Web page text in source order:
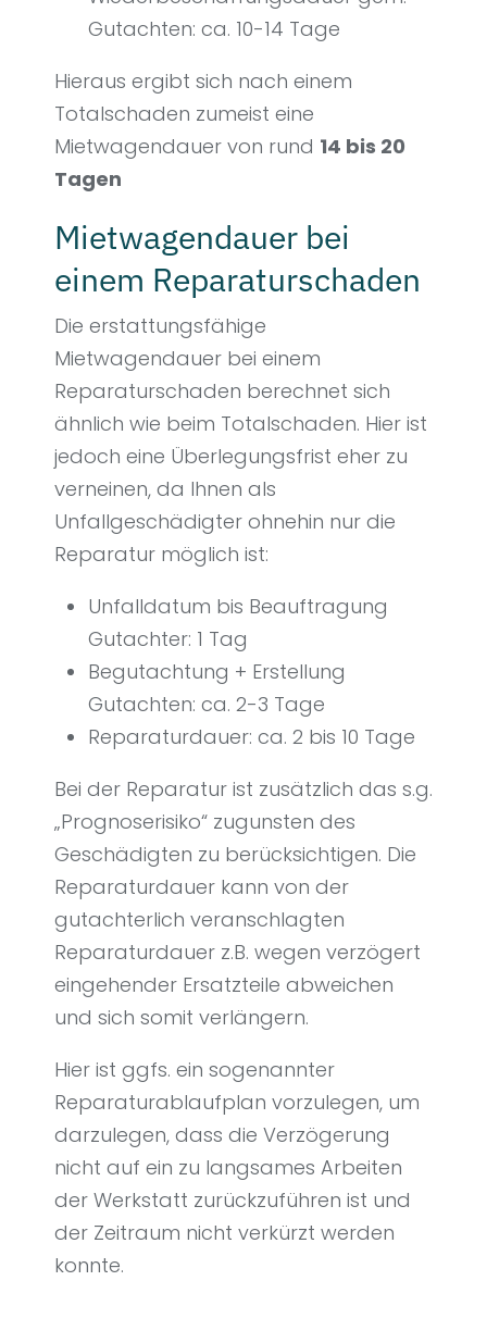
Gutachten: ca. 10-14 Tage
Hieraus ergibt sich nach einem
Totalschaden zumeist eine
Mietwagendauer von rund 14 bis 20
Tagen
Mietwagendauer bei
einem Reparaturschaden
Die erstattungsfähige
Mietwagendauer bei einem
Reparaturschaden berechnet sich
ähnlich wie beim Totalschaden. Hier ist
jedoch eine Überlegungsfrist eher zu
verneinen, da Ihnen als
Unfallgeschädigter ohnehin nur die
Reparatur möglich ist:
Unfalldatum bis Beauftragung
Gutachter: 1 Tag
Begutachtung + Erstellung
Gutachten: ca. 2-3 Tage
Reparaturdauer: ca. 2 bis 10 Tage
Bei der Reparatur ist zusätzlich das s.g.
„Prognoserisiko“ zugunsten des
Geschädigten zu berücksichtigen. Die
Reparaturdauer kann von der
gutachterlich veranschlagten
Reparaturdauer z.B. wegen verzögert
eingehender Ersatzteile abweichen
und sich somit verlängern.
Hier ist ggfs. ein sogenannter
Reparaturablaufplan vorzulegen, um
darzulegen, dass die Verzögerung
nicht auf ein zu langsames Arbeiten
der Werkstatt zurückzuführen ist und
der Zeitraum nicht verkürzt werden
konnte.